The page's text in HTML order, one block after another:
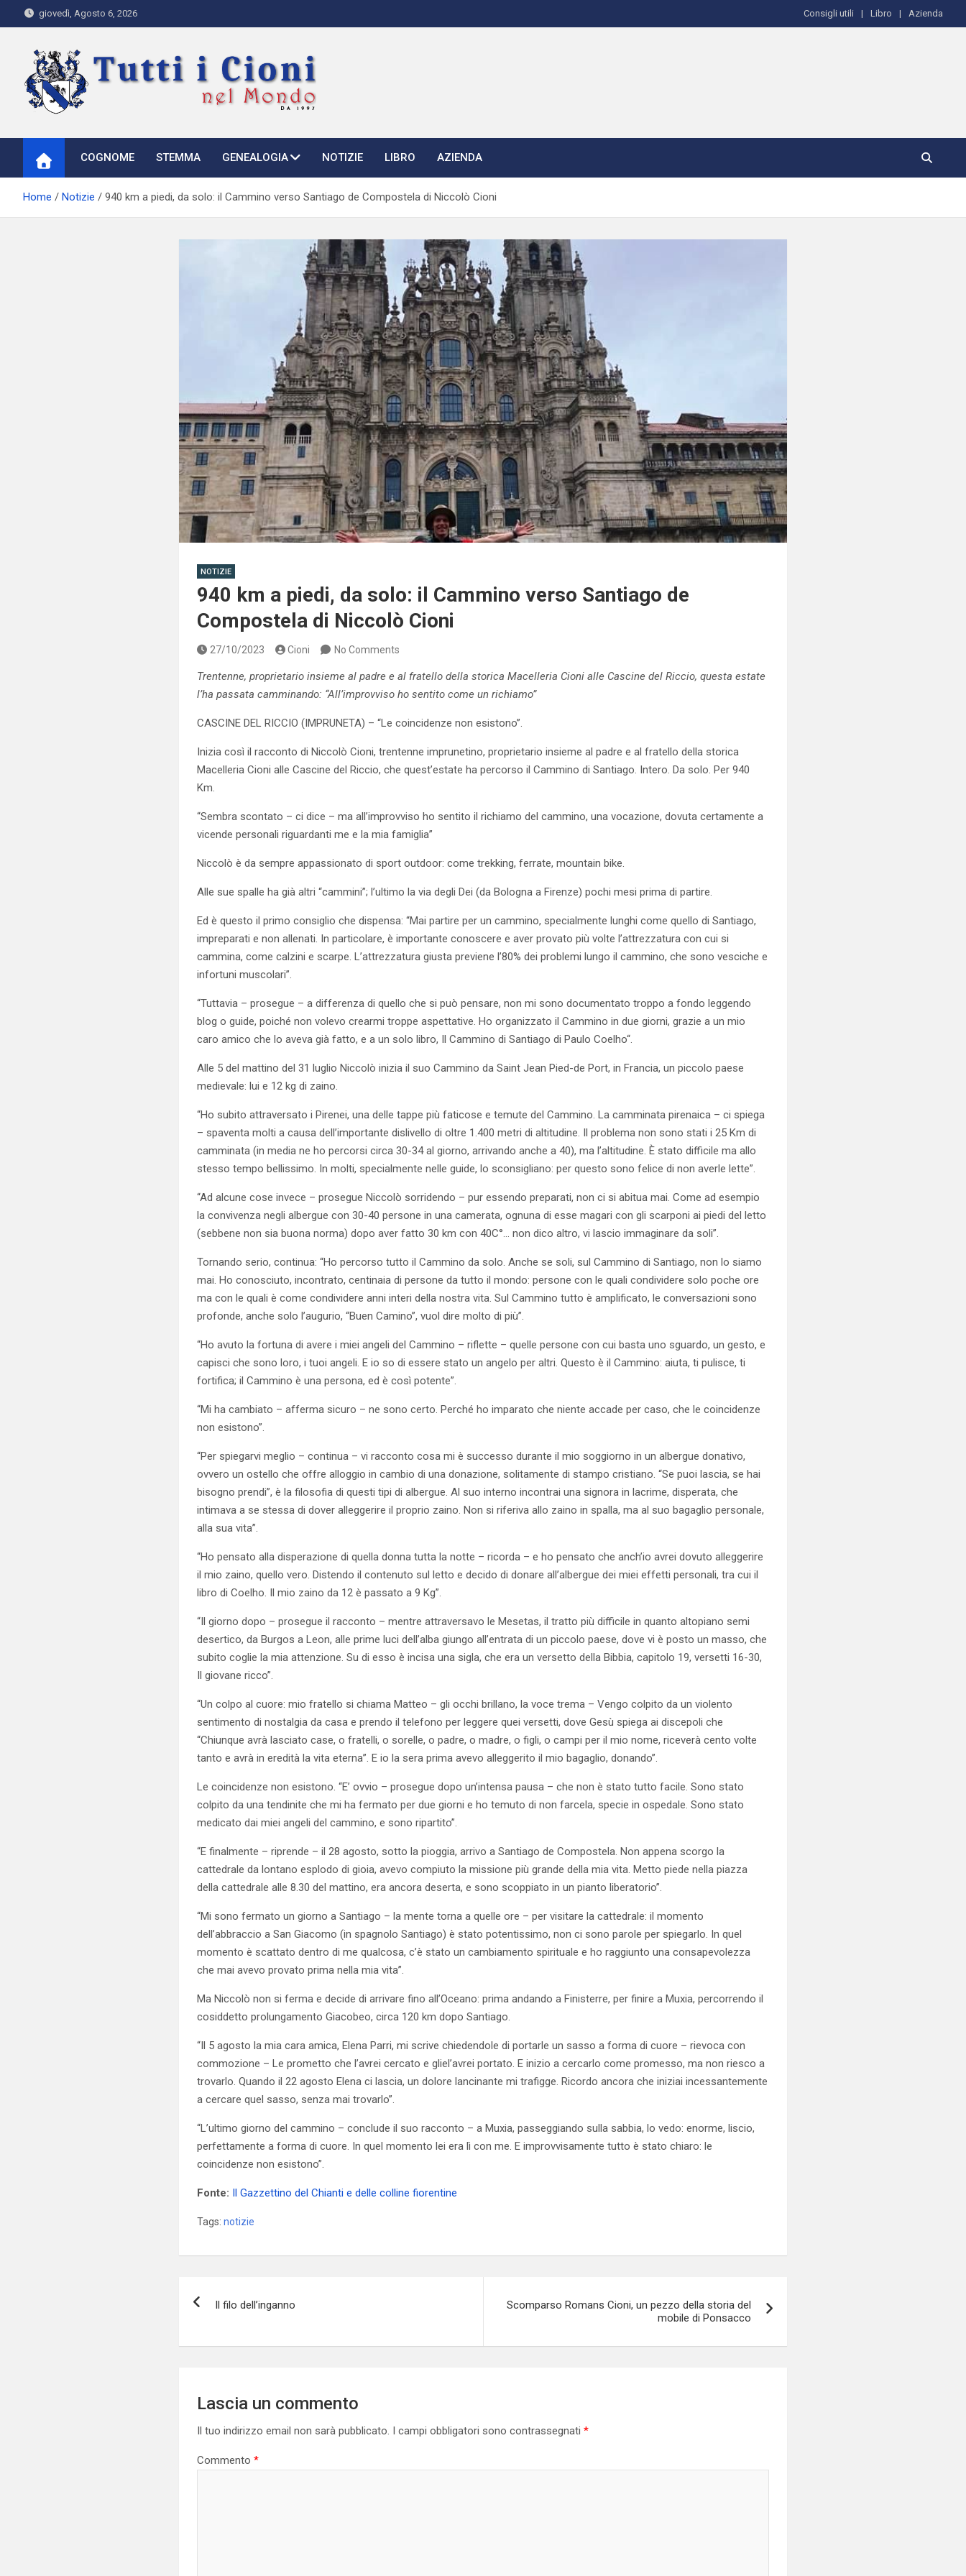
to
giovedì, Agosto 6, 2026 Consigli utili Libro Azienda
Tutti i Cioni nel Mondo
COGNOME STEMMA GENEALOGIA NOTIZIE LIBRO AZIENDA
Home Notizie 940 km a piedi, da solo: il Cammino verso Santiago de Compostela di Niccolò Cioni
NOTIZIE
940 km a piedi, da solo: il Cammino verso Santiago de
Compostela di Niccolò Cioni
27/10/2023 Cioni No Comments
Trentenne, proprietario insieme al padre e al fratello della storica Macelleria Cioni alle Cascine del Riccio, questa estate
l’ha passata camminando: “All’improvviso ho sentito come un richiamo”
CASCINE DEL RICCIO (IMPRUNETA) – “Le coincidenze non esistono”.
Inizia così il racconto di Niccolò Cioni, trentenne imprunetino, proprietario insieme al padre e al fratello della storica
Macelleria Cioni alle Cascine del Riccio, che quest’estate ha percorso il Cammino di Santiago. Intero. Da solo. Per 940
Km.
“Sembra scontato – ci dice – ma all’improvviso ho sentito il richiamo del cammino, una vocazione, dovuta certamente a
vicende personali riguardanti me e la mia famiglia”
Niccolò è da sempre appassionato di sport outdoor: come trekking, ferrate, mountain bike.
Alle sue spalle ha già altri “cammini”; l’ultimo la via degli Dei (da Bologna a Firenze) pochi mesi prima di partire.
Ed è questo il primo consiglio che dispensa: “Mai partire per un cammino, specialmente lunghi come quello di Santiago,
impreparati e non allenati. In particolare, è importante conoscere e aver provato più volte l’attrezzatura con cui si
cammina, come calzini e scarpe. L’attrezzatura giusta previene l’80% dei problemi lungo il cammino, che sono vesciche e
infortuni muscolari”.
“Tuttavia – prosegue – a differenza di quello che si può pensare, non mi sono documentato troppo a fondo leggendo
blog o guide, poiché non volevo crearmi troppe aspettative. Ho organizzato il Cammino in due giorni, grazie a un mio
caro amico che lo aveva già fatto, e a un solo libro, Il Cammino di Santiago di Paulo Coelho“.
Alle 5 del mattino del 31 luglio Niccolò inizia il suo Cammino da Saint Jean Pied-de Port, in Francia, un piccolo paese
medievale: lui e 12 kg di zaino.
“Ho subito attraversato i Pirenei, una delle tappe più faticose e temute del Cammino. La camminata pirenaica – ci spiega
– spaventa molti a causa dell’importante dislivello di oltre 1.400 metri di altitudine. Il problema non sono stati i 25 Km di
camminata (in media ne ho percorsi circa 30-34 al giorno, arrivando anche a 40), ma l’altitudine. È stato difficile ma allo
stesso tempo bellissimo. In molti, specialmente nelle guide, lo sconsigliano: per questo sono felice di non averle lette”.
“Ad alcune cose invece – prosegue Niccolò sorridendo – pur essendo preparati, non ci si abitua mai. Come ad esempio
la convivenza negli albergue con 30-40 persone in una camerata, ognuna di esse magari con gli scarponi ai piedi del letto
(sebbene non sia buona norma) dopo aver fatto 30 km con 40C°… non dico altro, vi lascio immaginare da soli”.
Tornando serio, continua: “Ho percorso tutto il Cammino da solo. Anche se soli, sul Cammino di Santiago, non lo siamo
mai. Ho conosciuto, incontrato, centinaia di persone da tutto il mondo: persone con le quali condividere solo poche ore
ma con le quali è come condividere anni interi della nostra vita. Sul Cammino tutto è amplificato, le conversazioni sono
profonde, anche solo l’augurio, “Buen Camino”, vuol dire molto di più”.
“Ho avuto la fortuna di avere i miei angeli del Cammino – riflette – quelle persone con cui basta uno sguardo, un gesto, e
capisci che sono loro, i tuoi angeli. E io so di essere stato un angelo per altri. Questo è il Cammino: aiuta, ti pulisce, ti
fortifica; il Cammino è una persona, ed è così potente”.
“Mi ha cambiato – afferma sicuro – ne sono certo. Perché ho imparato che niente accade per caso, che le coincidenze
non esistono”.
“Per spiegarvi meglio – continua – vi racconto cosa mi è successo durante il mio soggiorno in un albergue donativo,
ovvero un ostello che offre alloggio in cambio di una donazione, solitamente di stampo cristiano. “Se puoi lascia, se hai
bisogno prendi”, è la filosofia di questi tipi di albergue. Al suo interno incontrai una signora in lacrime, disperata, che
intimava a se stessa di dover alleggerire il proprio zaino. Non si riferiva allo zaino in spalla, ma al suo bagaglio personale,
alla sua vita”.
“Ho pensato alla disperazione di quella donna tutta la notte – ricorda – e ho pensato che anch’io avrei dovuto alleggerire
il mio zaino, quello vero. Distendo il contenuto sul letto e decido di donare all’albergue dei miei effetti personali, tra cui il
libro di Coelho. Il mio zaino da 12 è passato a 9 Kg”.
“Il giorno dopo – prosegue il racconto – mentre attraversavo le Mesetas, il tratto più difficile in quanto altopiano semi
desertico, da Burgos a Leon, alle prime luci dell’alba giungo all’entrata di un piccolo paese, dove vi è posto un masso, che
subito coglie la mia attenzione. Su di esso è incisa una sigla, che era un versetto della Bibbia, capitolo 19, versetti 16-30,
Il giovane ricco”.
“Un colpo al cuore: mio fratello si chiama Matteo – gli occhi brillano, la voce trema – Vengo colpito da un violento
sentimento di nostalgia da casa e prendo il telefono per leggere quei versetti, dove Gesù spiega ai discepoli che
“Chiunque avrà lasciato case, o fratelli, o sorelle, o padre, o madre, o figli, o campi per il mio nome, riceverà cento volte
tanto e avrà in eredità la vita eterna”. E io la sera prima avevo alleggerito il mio bagaglio, donando”.
Le coincidenze non esistono. “E’ ovvio – prosegue dopo un’intensa pausa – che non è stato tutto facile. Sono stato
colpito da una tendinite che mi ha fermato per due giorni e ho temuto di non farcela, specie in ospedale. Sono stato
medicato dai miei angeli del cammino, e sono ripartito”.
“E finalmente – riprende – il 28 agosto, sotto la pioggia, arrivo a Santiago de Compostela. Non appena scorgo la
cattedrale da lontano esplodo di gioia, avevo compiuto la missione più grande della mia vita. Metto piede nella piazza
della cattedrale alle 8.30 del mattino, era ancora deserta, e sono scoppiato in un pianto liberatorio”.
“Mi sono fermato un giorno a Santiago – la mente torna a quelle ore – per visitare la cattedrale: il momento
dell’abbraccio a San Giacomo (in spagnolo Santiago) è stato potentissimo, non ci sono parole per spiegarlo. In quel
momento è scattato dentro di me qualcosa, c’è stato un cambiamento spirituale e ho raggiunto una consapevolezza
che mai avevo provato prima nella mia vita”.
Ma Niccolò non si ferma e decide di arrivare fino all’Oceano: prima andando a Finisterre, per finire a Muxia, percorrendo il
cosiddetto prolungamento Giacobeo, circa 120 km dopo Santiago.
“Il 5 agosto la mia cara amica, Elena Parri, mi scrive chiedendole di portarle un sasso a forma di cuore – rievoca con
commozione – Le prometto che l’avrei cercato e gliel’avrei portato. E inizio a cercarlo come promesso, ma non riesco a
trovarlo. Quando il 22 agosto Elena ci lascia, un dolore lancinante mi trafigge. Ricordo ancora che iniziai incessantemente
a cercare quel sasso, senza mai trovarlo”.
“L’ultimo giorno del cammino – conclude il suo racconto – a Muxia, passeggiando sulla sabbia, lo vedo: enorme, liscio,
perfettamente a forma di cuore. In quel momento lei era lì con me. E improvvisamente tutto è stato chiaro: le
coincidenze non esistono”.
Fonte: Il Gazzettino del Chianti e delle colline fiorentine
Tags: notizie
Navigazione
Il filo dell’inganno
Scomparso Romans Cioni, un pezzo della storia del
mobile di Ponsacco
Lascia un commento
Il tuo indirizzo email non sarà pubblicato. I campi obbligatori sono contrassegnati*
Commento*